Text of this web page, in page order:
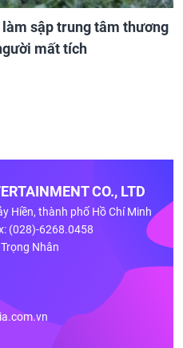
sập trung tâm thương
mất tích
CO., LTD
Hiền, thành phố Hồ Chí Minh
(028)-6268.0458
Nhân